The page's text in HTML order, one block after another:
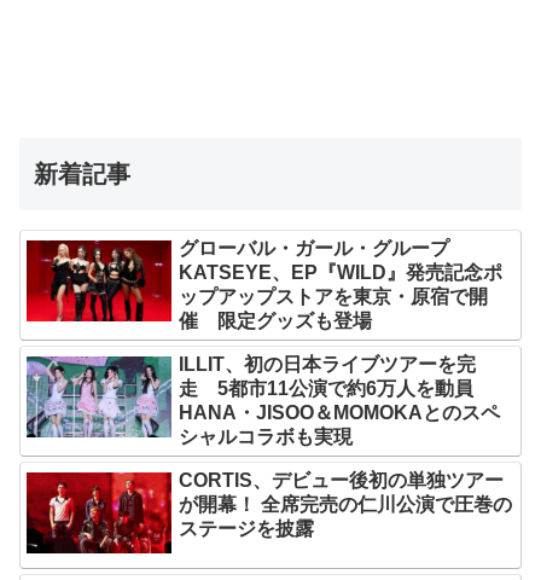
新着記事
グローバル・ガール・グループ
KATSEYE、EP『WILD』発売記念ポ
ップアップストアを東京・原宿で開
催 限定グッズも登場
ILLIT、初の日本ライブツアーを完
走 5都市11公演で約6万人を動員
HANA・JISOO＆MOMOKAとのスペ
シャルコラボも実現
CORTIS、デビュー後初の単独ツアー
が開幕！ 全席完売の仁川公演で圧巻の
ステージを披露